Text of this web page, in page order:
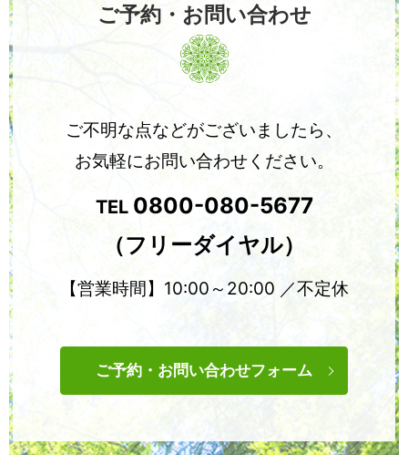
ご予約・お問い合わせ
ご不明な点などがございましたら、
お気軽にお問い合わせください。
TEL 0800-080-5677
（フリーダイヤル）
【営業時間】10:00～20:00 ／不定休
ご予約・お問い合わせフォーム